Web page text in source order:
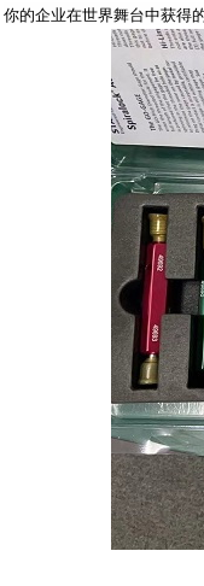
你的企业在世界舞台中获得